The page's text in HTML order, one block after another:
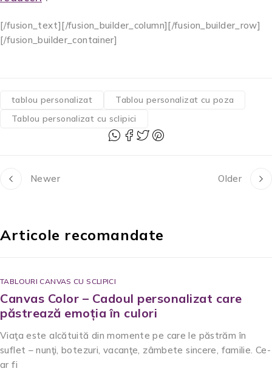
[/fusion_text][/fusion_builder_column][/fusion_builder_row]
[/fusion_builder_container]
tablou personalizat
Tablou personalizat cu poza
Tablou personalizat cu sclipici
Newer Older
Articole recomandate
TABLOURI CANVAS CU SCLIPICI
Canvas Color – Cadoul personalizat care
păstrează emoția în culori
Viaţa este alcătuită din momente pe care le păstrăm în
suflet – nunţi, botezuri, vacanţe, zâmbete sincere, familie. Ce-
ar fi